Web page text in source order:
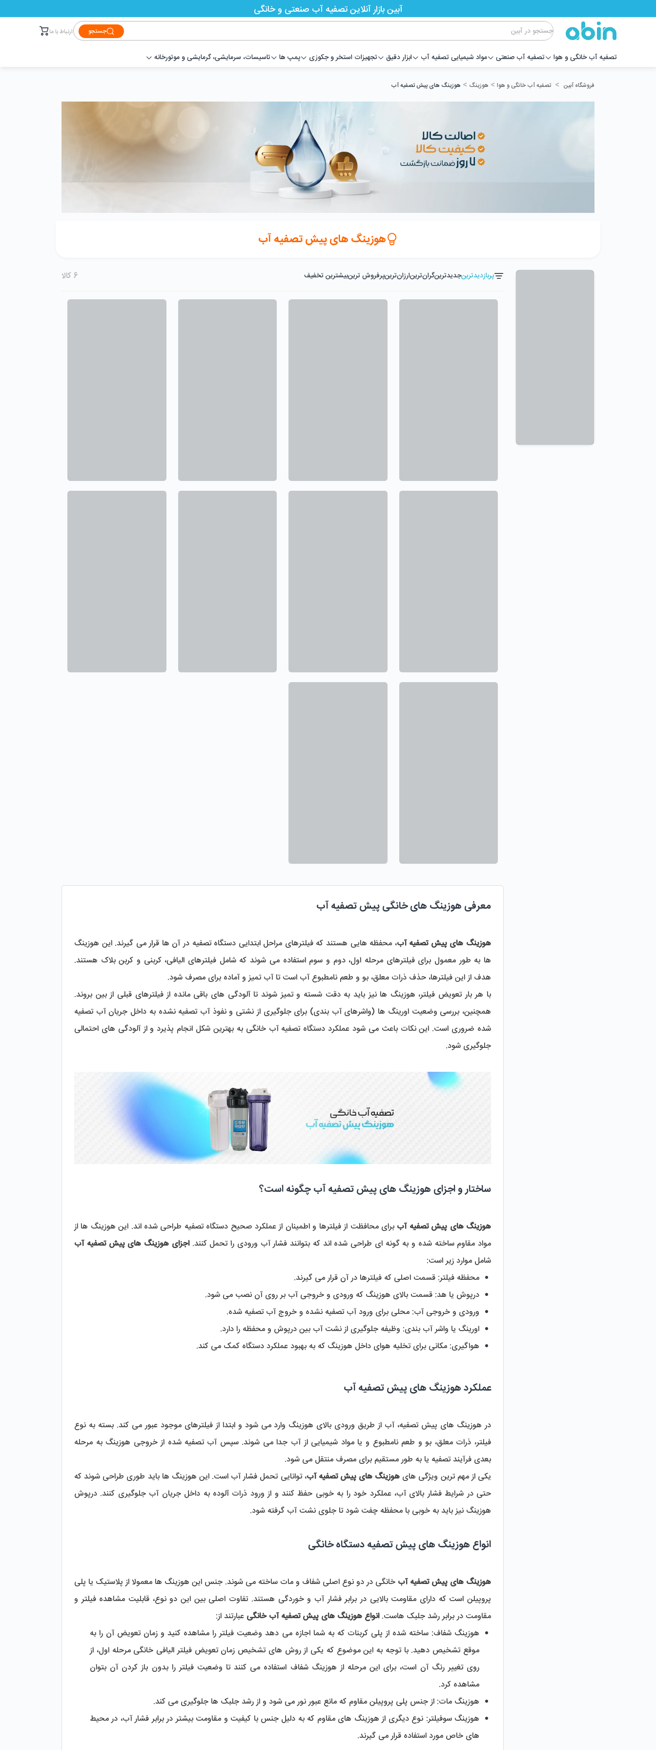
جستجو ارتباط با ما
تصفیه آب خانگی و هوا تصفیه آب صنعتی مواد شیمیایی تصفیه آب ابزار دقیق تجهیزات استخر و جکوزی پمپ ها تاسیسات، سرمایشی، گرمایشی و موتورخانه
آبین بازار آنلاین تصفیه آب صنعتی و خانگی
فروشگاه آبین > تصفیه آب خانگی و هوا > هوزینگ > هوزینگ های پیش تصفیه آب
هوزینگ های پیش تصفیه آب
پربازدیدترینجدیدترینگران‌ترینارزان‌ترینپرفروش ترینبیشترین تخفیف 6کالا
معرفی هوزینگ های خانگی پیش تصفیه آب
هوزینگ های پیش تصفیه آب
هدف از این فیلترها، حذف ذرات معلق، بو و طعم نامطبوع آب است تا آب تمیز و آماده برای مصرف شود.
جلوگیری شود.
ساختار و اجزای هوزینگ های پیش تصفیه آب چگونه است؟
هوزینگ های پیش تصفیه آب
برای محافظت از فیلترها و اطمینان از عملکرد صحیح دستگاه تصفیه طراحی شده اند. این هوزینگ ها از
مواد مقاوم ساخته شده و به گونه ای طراحی شده اند که بتوانند فشار آب ورودی را تحمل کنند. اجزای هوزینگ های پیش تصفیه آب
شامل موارد زیر است:
محفظه فیلتر: قسمت اصلی که فیلترها در آن قرار می گیرند.
درپوش یا هد: قسمت بالای هوزینگ که ورودی و خروجی آب بر روی آن نصب می شود.
ورودی و خروجی آب: محلی برای ورود آب تصفیه نشده و خروج آب تصفیه شده.
اورینگ یا واشر آب بندی: وظیفه جلوگیری از نشت آب بین درپوش و محفظه را دارد.
هواگیری: مکانی برای تخلیه هوای داخل هوزینگ که به بهبود عملکرد دستگاه کمک می کند.
عملکرد هوزینگ های پیش تصفیه آب
بعدی فرآیند تصفیه یا به طور مستقیم برای مصرف منتقل می شود.
یکی از مهم ترین ویژگی های هوزینگ های پیش تصفیه آب
هوزینگ نیز باید به خوبی با محفظه چفت شود تا جلوی نشت آب گرفته شود.
انواع هوزینگ های پیش تصفیه دستگاه خانگی
هوزینگ های پیش تصفیه آب
مقاومت در برابر رشد جلبک هاست. انواع هوزینگ های پیش تصفیه آب خانگی عبارتند از:
هوزینگ شفاف:
موقع تشخیص دهید. با توجه به این موضوع که یکی از روش های تشخیص زمان تعویض فیلتر الیافی خانگی مرحله اول، از
مشاهده کرد.
هوزینگ مات: از جنس پلی پروپیلن مقاوم که مانع عبور نور می شود و از رشد جلبک ها جلوگیری می کند.
هوزینگ سوفیلتر:
های خاص مورد استفاده قرار می گیرند.